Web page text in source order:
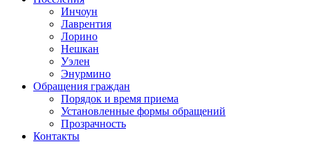
Инчоун
Лаврентия
Лорино
Нешкан
Уэлен
Энурмино
Обращения граждан
Порядок и время приема
Установленные формы обращений
Прозрачность
Контакты